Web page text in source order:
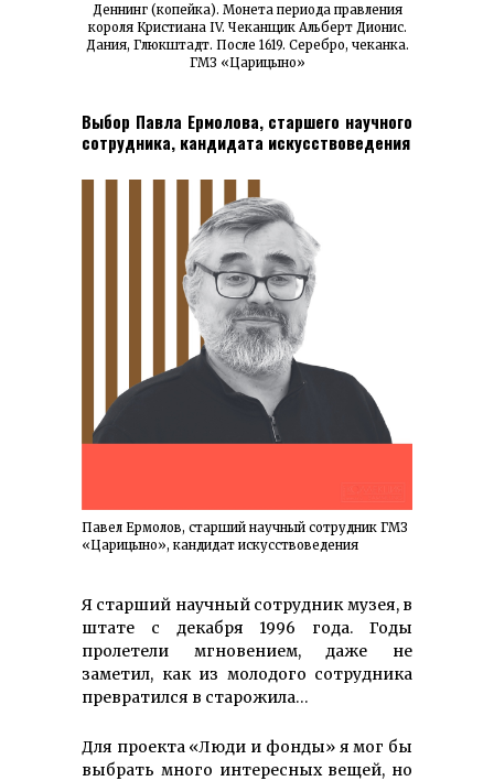
Деннинг (копейка). Монета периода правления
короля Кристиана IV. Чеканщик Альберт Дионис.
Дания, Глюкштадт. После 1619. Серебро, чеканка.
ГМЗ «Царицыно»
Выбор Павла Ермолова, старшего научного
сотрудника, кандидата искусствоведения
Павел Ермолов, старший научный сотрудник ГМЗ
«Царицыно», кандидат искусствоведения
Я старший научный сотрудник музея, в
штате с декабря 1996 года. Годы
пролетели мгновением, даже не
заметил, как из молодого сотрудника
превратился в старожила…
Для проекта «Люди и фонды» я мог бы
выбрать много интересных вещей, но